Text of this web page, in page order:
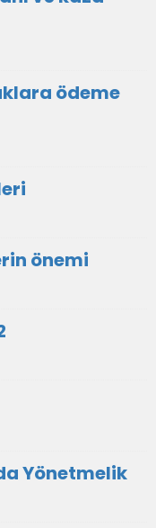
ödeme
önemi
Yönetmelik